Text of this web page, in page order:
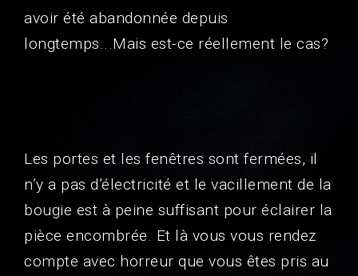
avoir été abandonnée depuis
longtemps...Mais est-ce réellement le cas?
Les portes et les fenêtres sont fermées, il
n’y a pas d’électricité et le vacillement de la
bougie est à peine suffisant pour éclairer la
pièce encombrée. Et là vous vous rendez
compte avec horreur que vous êtes pris au